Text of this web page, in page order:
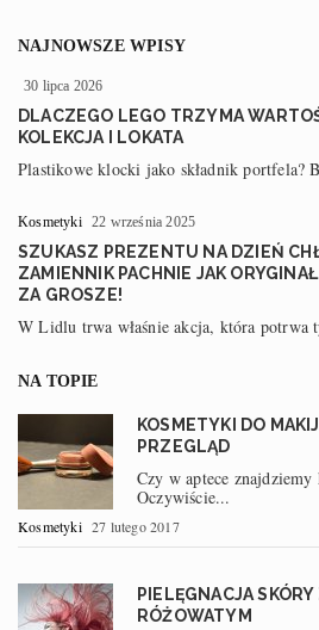
NAJNOWSZE WPISY
30 lipca 2026
DLACZEGO LEGO TRZYMA
KOLEKCJA I LOKATA
Plastikowe klocki jako składnik portfela?
Kosmetyki 22 września 2025
SZUKASZ PREZENTU NA DZIEŃ
ZAMIENNIK PACHNIE JAK
ZA GROSZE!
W Lidlu trwa właśnie akcja, która potrwa
NA TOPIE
KOSMETYKI DO
PRZEGLĄD
Czy w aptece
Oczywiście...
Kosmetyki 27 lutego 2017
PIELĘGNACJA
RÓŻOWATYM